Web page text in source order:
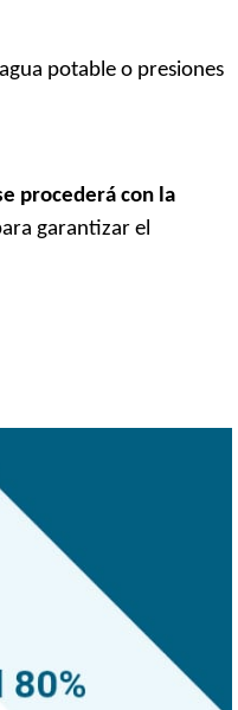
potable o presiones
procederá con la
garantizar el